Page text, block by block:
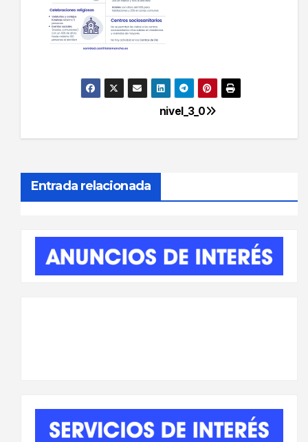
Navegación
de
entradas
nivel_3_0
Entrada relacionada